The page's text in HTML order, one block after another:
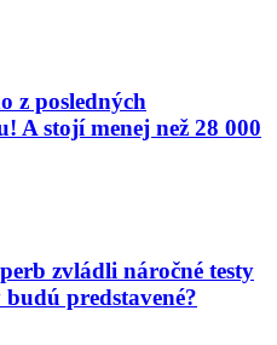
z posledných
A stojí menej než 28 000
zvládli náročné testy
predstavené?